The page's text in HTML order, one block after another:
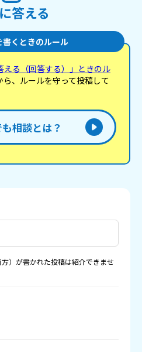
答える
くときのルール
える（回答する）」ときのル
、ルールを守って投稿して
相談とは？
）が書かれた投稿は紹介できませ